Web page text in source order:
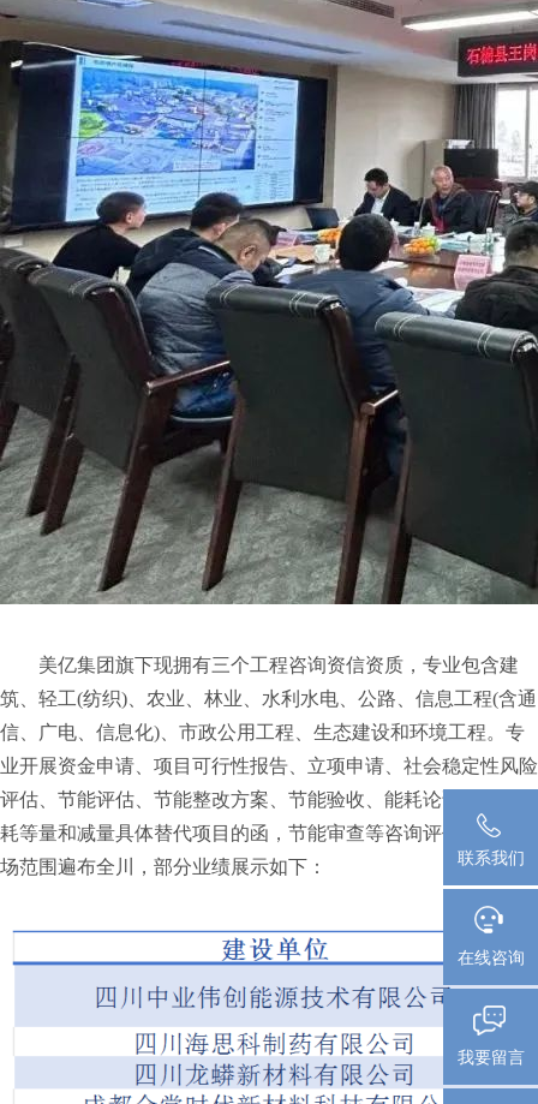
美亿集团旗下现拥有三个工程咨询资信资质，专业包含建
筑、轻工(纺织)、农业、林业、水利水电、公路、信息工程(含通
信、广电、信息化)、市政公用工程、生态建设和环境工程。专
业开展资金申请、项目可行性报告、立项申请、社会稳定性风险
评估、节能评估、节能整改方案、节能验收、能耗论证方案、能
耗等量和减量具体替代项目的函，节能审查等咨询评价工作，市
场范围遍布全川，部分业绩展示如下：
联系我们
在线咨询
我要留言